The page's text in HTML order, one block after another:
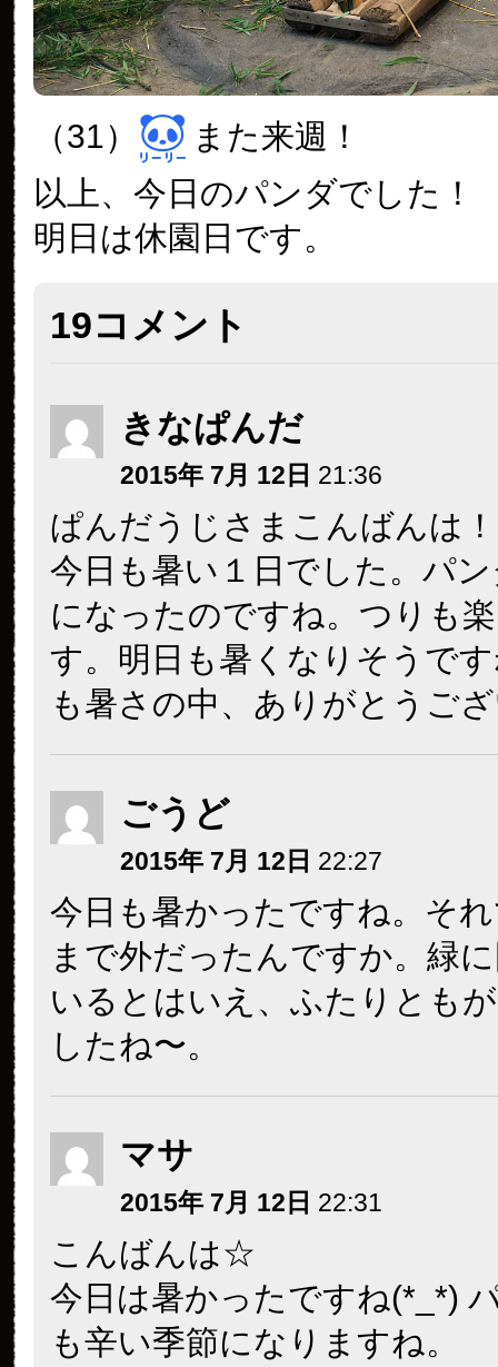
（31）
また来週！
以上、今日のパンダでした！
明日は休園日です。
19コメント
きなぱんだ
2015年 7月 12日 21:36
ぱんだうじさまこんばんは！
今日も暑い１日でした。パ
になったのですね。つりも
す。明日も暑くなりそうで
も暑さの中、ありがとうご
ごうど
2015年 7月 12日 22:27
今日も暑かったですね。そ
まで外だったんですか。緑
いるとはいえ、ふたりとも
したね〜。
マサ
2015年 7月 12日 22:31
こんばんは☆
今日は暑かったですね(*_*)
も辛い季節になりますね。